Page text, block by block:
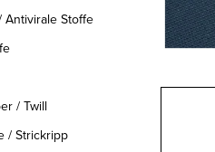
Stoffe
/ Twill
/ Strickripp